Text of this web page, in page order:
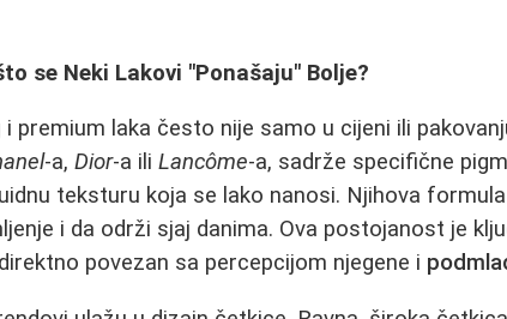
se Neki Lakovi "Ponašaju" Bolje?
premium laka često nije samo u cijeni ili
-a,Dior-a iliLancôme-a, sadrže specifične
teksturu koja se lako nanosi. Njihova
i da održi sjaj danima. Ova postojanost je
povezan sa percepcijom njegene i